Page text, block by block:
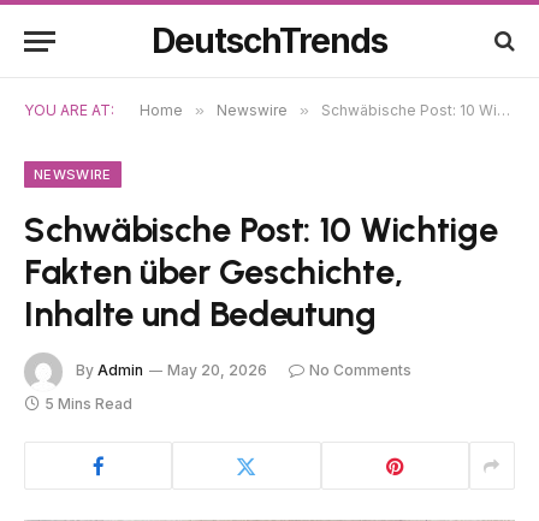
DeutschTrends
YOU ARE AT: Home » Newswire » Schwäbische Post: 10 Wichtige Fakten über Geschichte, Inhalte und Bedeutung
NEWSWIRE
Schwäbische Post: 10 Wichtige
Fakten über Geschichte,
Inhalte und Bedeutung
By Admin May 20, 2026
No Comments
5 Mins Read